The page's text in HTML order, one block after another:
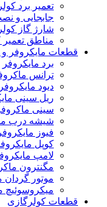
تعمیر برد
جابجایی و
شارژ گاز
مناطق تعمیر
قطعات مایکروفر و
برد مایکروفر
ترانس
دیود مایکروفر
ریل سینی
سینی
شیشه درب
فیوز مایکروفر
کوپل
لامپ
مگنترون
موتور گردان
میکروسوئیچ
قطعات کولرگازی